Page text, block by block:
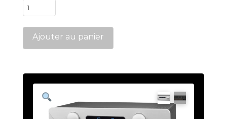
quantité
de
PR300
Evo
Ajouter au panier